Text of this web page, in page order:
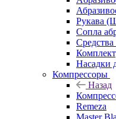
Рукава
Сопла
Насадки
Компрессоры
Назад
Remeza
Master